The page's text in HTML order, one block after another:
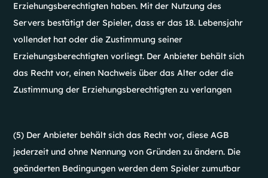
Erziehungsberechtigten haben. Mit der Nutzung des
Servers bestätigt der Spieler, dass er das 18. Lebensjahr
vollendet hat oder die Zustimmung seiner
Erziehungsberechtigten vorliegt. Der Anbieter behält sich
das Recht vor, einen Nachweis über das Alter oder die
Zustimmung der Erziehungsberechtigten zu verlangen
(5) Der Anbieter behält sich das Recht vor, diese AGB
jederzeit und ohne Nennung von Gründen zu ändern. Die
geänderten Bedingungen werden dem Spieler zumutbar